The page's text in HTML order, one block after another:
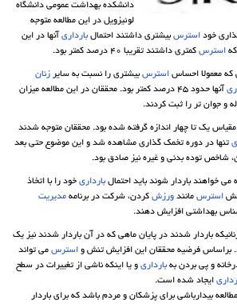
دانشکده بهداشت عمومی دانشگاه
لوئیزویل در این مطالعه متوجه
خود استرس بیشتری داشتند احتمال بارداری آنها در این
استرس کمتری داشتند تقریبا 40 درصد کمتر بود.
که معمولا احساس استرس بیشتری را نسبت به سایر زنان
آنها حدود 45 درصد کمتر بود. محققان در این مطالعه میزان
یک تا چهار اندازه گرفته شده بود. محققان متوجه شدند
تنها در دوره تخمک گذاری مشاهده شد و این موضوع حتی بعد
شاخص توده بدنی و غیره نیز صادق بود.
می خواهند باردار شوند باید احتمال بارداری خود را با اتخاذ
استرس مانند ورزش کردن، شرکت در برنامه مدیریت
بهداشتی افزایش دهند.
باردار شدند در پایان ماهی که در آن باردار شدند نیز یک
براساس فرضیه محققان این افزایش تنش و استرس می تواند
و پی بردن به بارداری و یا اینکه ناشی از تغییرات در سطح
ایجاد شده است.
بیدارباشی برای پزشکان و مردم باشد که برای باردار